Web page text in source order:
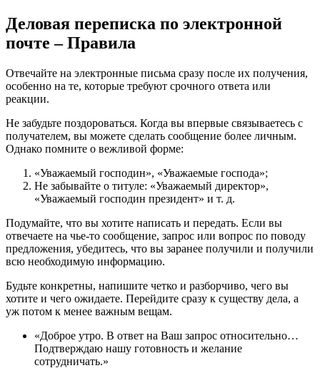
Деловая переписка по электронной
почте – Правила
Отвечайте на электронные письма сразу после их получения,
особенно на те, которые требуют срочного ответа или
реакции.
Не забудьте поздороваться. Когда вы впервые связываетесь с
получателем, вы можете сделать сообщение более личным.
Однако помните о вежливой форме:
«Уважаемый господин», «Уважаемые господа»;
Не забывайте о титуле: «Уважаемый директор»,
«Уважаемый господин президент» и т. д.
Подумайте, что вы хотите написать и передать. Если вы
отвечаете на чье-то сообщение, запрос или вопрос по поводу
предложения, убедитесь, что вы заранее получили и получили
всю необходимую информацию.
Будьте конкретны, напишите четко и разборчиво, чего вы
хотите и чего ожидаете. Перейдите сразу к существу дела, а
уж потом к менее важным вещам.
«Доброе утро. В ответ на Ваш запрос относительно…
Подтверждаю нашу готовность и желание
сотрудничать.»